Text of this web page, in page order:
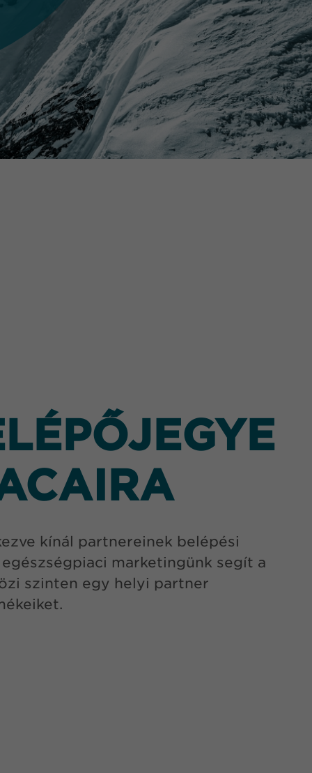
kínál partnereinek belépési
marketingünk segít a
szinten egy helyi partner